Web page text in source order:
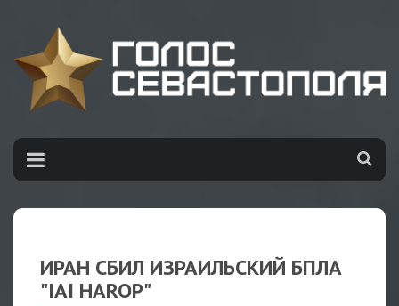
ИРАН СБИЛ ИЗРАИЛЬСКИЙ БПЛА
"IAI HAROP"